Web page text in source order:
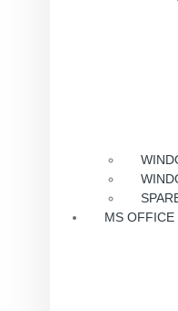
MS OFFICE